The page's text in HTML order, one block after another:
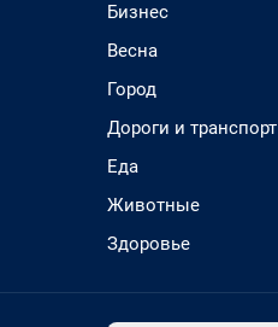
Бизнес
Весна
Город
Дороги и транспорт
Еда
Животные
Здоровье